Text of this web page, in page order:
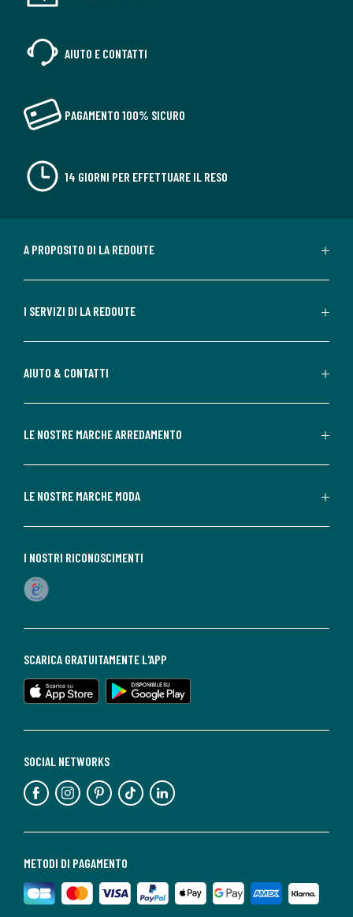
AIUTO E CONTATTI
PAGAMENTO 100% SICURO
14 GIORNI PER EFFETTUARE IL RESO
A PROPOSITO DI LA REDOUTE
I SERVIZI DI LA REDOUTE
AIUTO & CONTATTI
LE NOSTRE MARCHE ARREDAMENTO
LE NOSTRE MARCHE MODA
METODI DI PAGAMENTO
SOCIAL NETWORKS
SCARICA GRATUITAMENTE L'APP
I NOSTRI RICONOSCIMENTI